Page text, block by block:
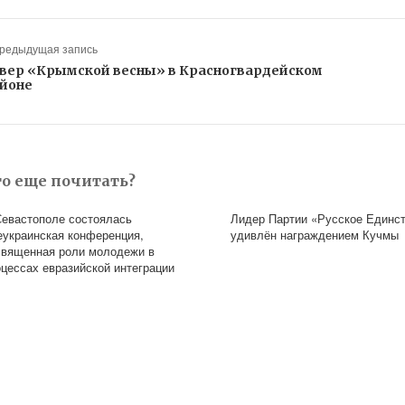
запись
«Крымской весны» в Красногвардейском
еще почитать?
состоялась
конференция,
роли молодежи в
евразийской интеграции
Лидер Партии «Русское
удивлён награждением Кучмы